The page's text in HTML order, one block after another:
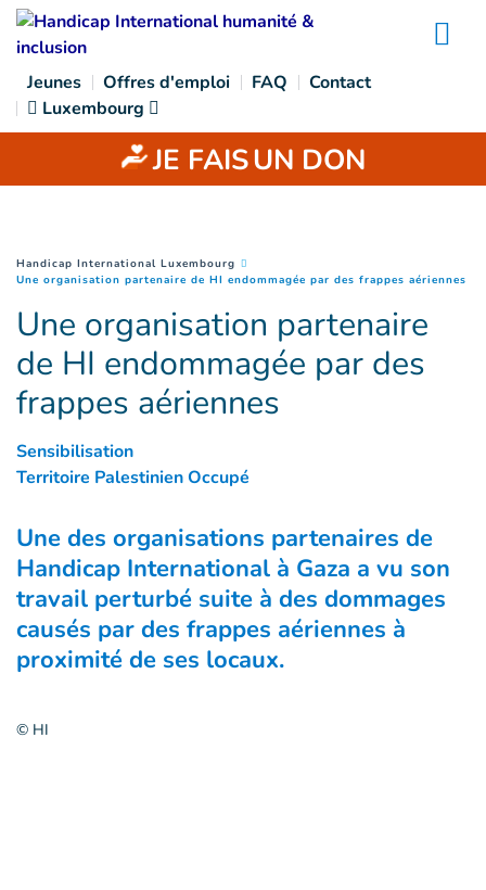
Goto main content
Jeunes Offres d'emploi FAQ
Contact
Luxembourg
JE FAISUN DON
You are here :
Handicap International Luxembourg
Une organisation partenaire de HI endommagée par des frappes aériennes
Une organisation partenaire
de HI endommagée par des
frappes aériennes
Sensibilisation
Territoire Palestinien Occupé
Une des organisations partenaires de
Handicap International à Gaza a vu son
travail perturbé suite à des dommages
causés par des frappes aériennes à
proximité de ses locaux.
© HI